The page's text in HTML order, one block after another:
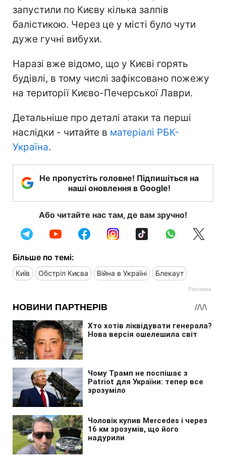
запустили по Києву кілька залпів
балістикою. Через це у місті було чути
дуже гучні вибухи.
Наразі вже відомо, що у Києві горять
будівлі, в тому числі зафіксовано пожежу
на території Києво-Печерської Лаври.
Детальніше про деталі атаки та перші
наслідки - читайте в матеріалі РБК-
Україна.
Не пропустіть головне! Підпишіться на
наші оновлення в Google!
Або читайте нас там, де вам зручно!
Більше по темі:
Київ Обстріл Києва Війна в Україні Блекаут